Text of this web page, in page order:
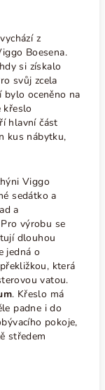
z
Boesena.
si získalo
svůj zcela
oceněno na
křeslo
hlavní část
kus nábytku,
Viggo
sedátko a
a
výrobu se
dlouhou
jedná o
která
vatou.
. Křeslo má
padne i do
pokoje,
středem